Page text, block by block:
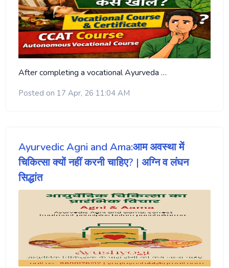
After completing a vocational Ayurveda …
Posted on 17 Apr, 26 11:04 AM
Ayurvedic Agni and Ama:आम अवस्था में
चिकित्सा क्यों नहीं करनी चाहिए? | अग्नि व लंघन
सिद्धांत